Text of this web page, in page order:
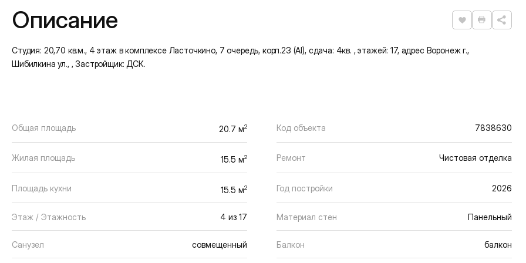
Описание Нравится
Студия: 20,70 кв.м., 4 этаж в комплексе Ласточкино, 7 очередь, корп.23 (АI), сдача: 4кв. , этажей: 17, адрес Воронеж г.,
Шибилкина ул., , Застройщик: ДСК.
Общая площадь 20.7 м2 Код объекта 7838630
Жилая площадь 15.5 м2 Ремонт Чистовая отделка
Площадь кухни 15.5 м2 Год постройки 2026
Этаж / Этажность 4 из 17 Материал стен Панельный
Санузел совмещенный Балкон балкон